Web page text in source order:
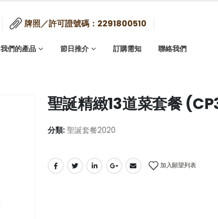
牌照／許可證號碼：2291800510
我們的產品 節日推介 訂購需知 聯絡我們
聖誕精緻13道菜套餐
分類:聖誕套餐2020
加入願望列表